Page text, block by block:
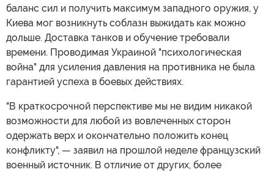
баланс сил и получить максимум западного оружия, у
Киева мог возникнуть соблазн выжидать как можно
дольше. Доставка танков и обучение требовали
времени. Проводимая Украиной "психологическая
война" для усиления давления на противника не была
гарантией успеха в боевых действиях.
"В краткосрочной перспективе мы не видим никакой
возможности для любой из вовлеченных сторон
одержать верх и окончательно положить конец
конфликту", — заявил на прошлой неделе французский
военный источник. В отличие от других, более